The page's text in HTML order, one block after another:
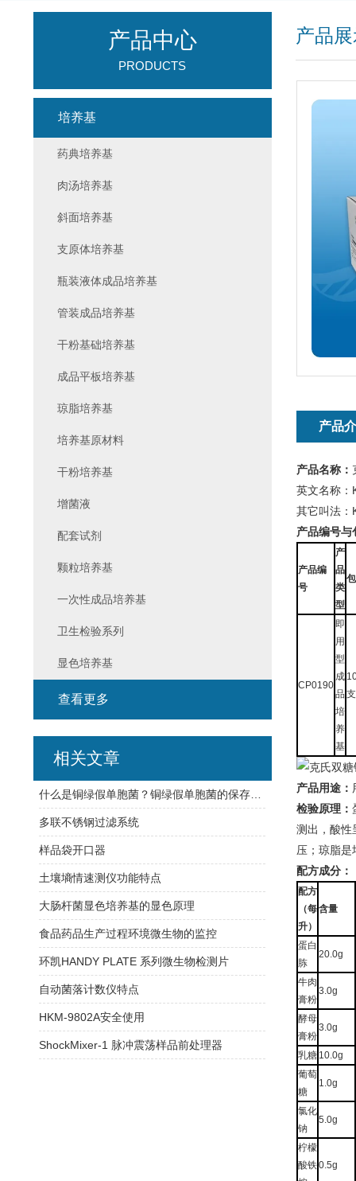
产品
产品
产品名称：
英文名称：
其它叫法：
产品编号与
产品编
号
产
品
类
型
CP0190
即
用
型
成
品
培
养
基
产品用途：
检验原理：
测出，酸性
压；琼脂是
配方成分：
配方
（每
升）
含量
蛋白
胨
20.0g
牛肉
膏粉
3.0g
酵母
膏粉
3.0g
乳糖 10.0g
葡萄
糖
1.0g
氯化
钠
5.0g
柠檬
酸铁0.5g
产品中心
PRODUCTS
培养基
药典培养基
肉汤培养基
斜面培养基
支原体培养基
瓶装液体成品培养基
管装成品培养基
干粉基础培养基
成品平板培养基
琼脂培养基
培养基原材料
干粉培养基
增菌液
配套试剂
颗粒培养基
一次性成品培养基
卫生检验系列
显色培养基
查看更多
相关文章
多联不锈钢过滤系统
样品袋开口器
土壤墒情速测仪功能特点
大肠杆菌显色培养基的显色原理
食品药品生产过程环境微生物的监控
环凯HANDY PLATE 系列微生物检测片
自动菌落计数仪特点
HKM-9802A安全使用
ShockMixer-1 脉冲震荡样品前处理器